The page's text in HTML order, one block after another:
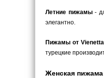
Летние пижамы-
элегантно.
Пижамы от
турецкие
Женская пижама